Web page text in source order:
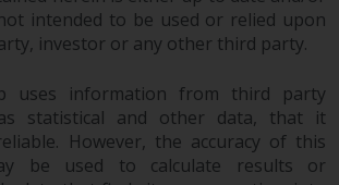
sein. Unterschiedliche
Fonds oder Anlagen
unterschiedliche
auf.
intended to be used or relied upon
investor or any other third party.
uses information from third party
statistical and other data, that it
However, the accuracy of this
be used to calculate results or